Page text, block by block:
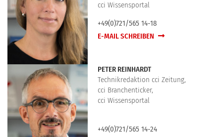
cci Wissensportal
+49(0)721/565 14-18
E-MAIL SCHREIBEN
PETER REINHARDT
Technikredaktion cci Zeitung,
cci Branchenticker,
cci Wissensportal
+49(0)721/565 14-24